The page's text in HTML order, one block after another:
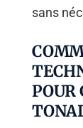
sans
POUR